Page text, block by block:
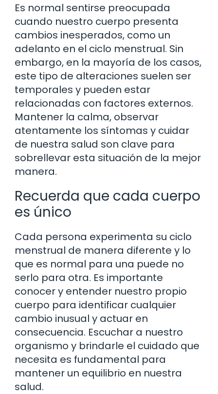
Es normal sentirse preocupada
cuando nuestro cuerpo presenta
cambios inesperados, como un
adelanto en el ciclo menstrual. Sin
embargo, en la mayoría de los casos,
este tipo de alteraciones suelen ser
temporales y pueden estar
relacionadas con factores externos.
Mantener la calma, observar
atentamente los síntomas y cuidar
de nuestra salud son clave para
sobrellevar esta situación de la mejor
manera.
Recuerda que cada cuerpo
es único
Cada persona experimenta su ciclo
menstrual de manera diferente y lo
que es normal para una puede no
serlo para otra. Es importante
conocer y entender nuestro propio
cuerpo para identificar cualquier
cambio inusual y actuar en
consecuencia. Escuchar a nuestro
organismo y brindarle el cuidado que
necesita es fundamental para
mantener un equilibrio en nuestra
salud.